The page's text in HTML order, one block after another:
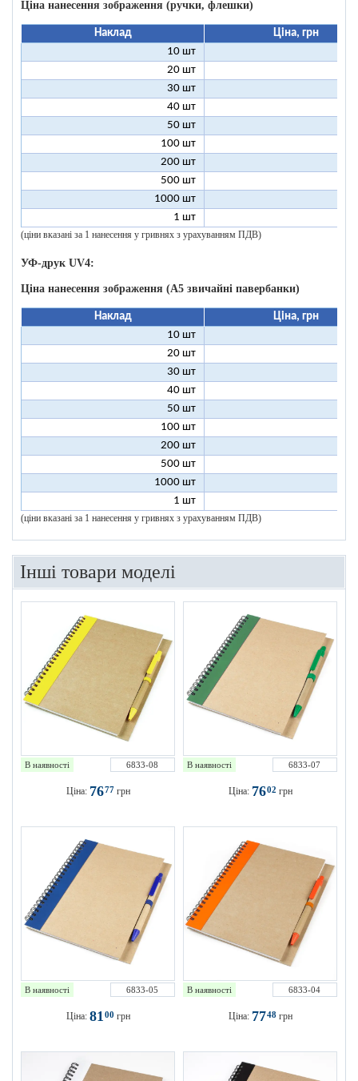
Ціна нанесення зображення (ручки, флешки)
Наклад
Ціна, грн
10 шт
20 шт
30 шт
40 шт
50 шт
100 шт
200 шт
500 шт
1000 шт
1 шт
(ціни вказані за 1 нанесення у гривнях з урахуванням ПДВ)
УФ-друк UV4:
Ціна нанесення зображення (А5 звичайні павербанки)
Наклад
Ціна, грн
10 шт
20 шт
30 шт
40 шт
50 шт
100 шт
200 шт
500 шт
1000 шт
1 шт
(ціни вказані за 1 нанесення у гривнях з урахуванням ПДВ)
Інші товари моделі
В наявності 6833-08
Ціна: 7677 грн
В наявності 6833-07
Ціна: 7602 грн
В наявності 6833-05
Ціна: 8100 грн
В наявності 6833-04
Ціна: 7748грн